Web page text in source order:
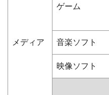
メディア
ゲーム
音楽ソフト
映像ソフト